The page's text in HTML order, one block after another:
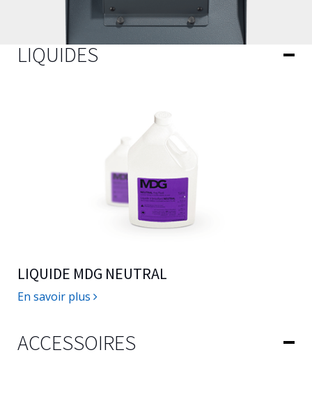
LIQUIDES
LIQUIDE MDG NEUTRAL
En savoir plus
ACCESSOIRES